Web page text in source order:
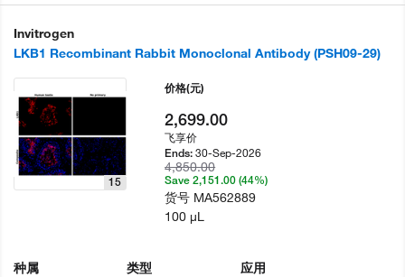
Invitrogen
LKB1 Recombinant Rabbit Monoclonal Antibody (PSH09-29)
15
种属
类型
应用
价格(元)
2,699.00
飞享价
Ends:30-Sep-2026
4,850.00
Save 2,151.00 (44%)
货号 MA562889
100 µL